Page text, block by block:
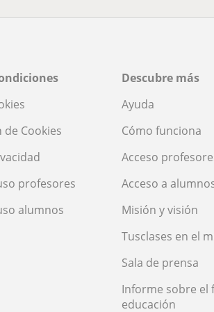
Cookies
profesores
alumnos
Descubre más
Ayuda
Cómo funciona
Acceso
Acceso a
Misión y visión
Tusclases en el
Sala de prensa
Informe sobre el
educación